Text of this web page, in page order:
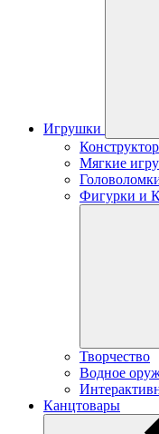
Игрушки
Мягкие
Фигурки и
Творчество
Водное
Канцтовары